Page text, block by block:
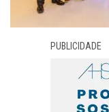
PUBLICIDADE